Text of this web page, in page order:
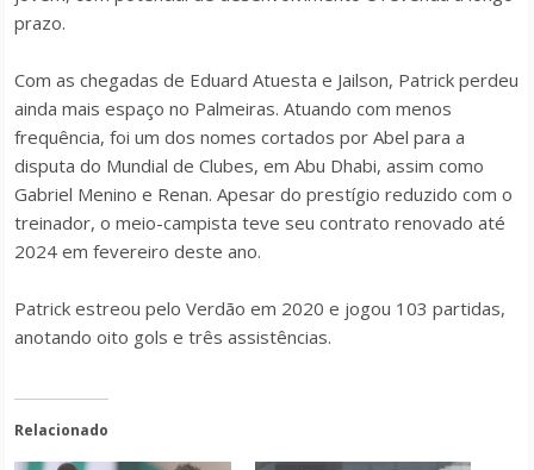
prazo.
Com as chegadas de Eduard Atuesta e Jailson, Patrick perdeu
ainda mais espaço no Palmeiras. Atuando com menos
frequência, foi um dos nomes cortados por Abel para a
disputa do Mundial de Clubes, em Abu Dhabi, assim como
Gabriel Menino e Renan. Apesar do prestígio reduzido com o
treinador, o meio-campista teve seu contrato renovado até
2024 em fevereiro deste ano.
Patrick estreou pelo Verdão em 2020 e jogou 103 partidas,
anotando oito gols e três assistências.
Relacionado